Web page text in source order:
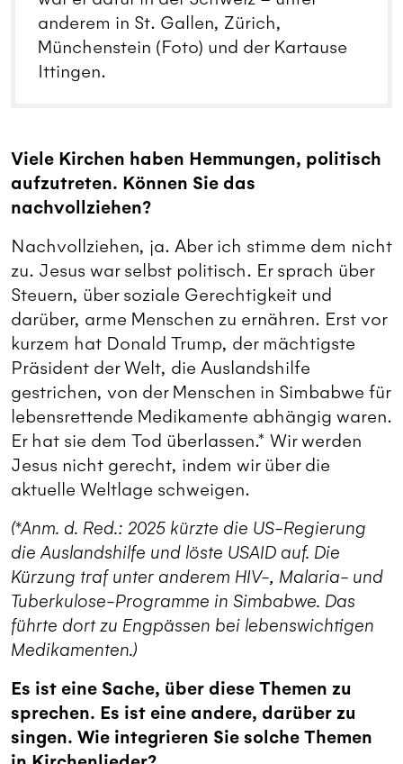
anderem in St. Gallen, Zürich,
Münchenstein (Foto) und der Kartause
Ittingen.
Viele Kirchen haben Hemmungen, politisch
aufzutreten. Können Sie das
nachvollziehen?
Nachvollziehen, ja. Aber ich stimme dem nicht
zu. Jesus war selbst politisch. Er sprach über
Steuern, über soziale Gerechtigkeit und
darüber, arme Menschen zu ernähren. Erst vor
kurzem hat Donald Trump, der mächtigste
Präsident der Welt, die Auslandshilfe
gestrichen, von der Menschen in Simbabwe für
lebensrettende Medikamente abhängig waren.
Er hat sie dem Tod überlassen.* Wir werden
Jesus nicht gerecht, indem wir über die
aktuelle Weltlage schweigen.
(*Anm. d. Red.: 2025 kürzte die US-Regierung
die Auslandshilfe und löste USAID auf. Die
Kürzung traf unter anderem HIV-, Malaria- und
Tuberkulose-Programme in Simbabwe. Das
führte dort zu Engpässen bei lebenswichtigen
Medikamenten.)
Es ist eine Sache, über diese Themen zu
sprechen. Es ist eine andere, darüber zu
singen. Wie integrieren Sie solche Themen